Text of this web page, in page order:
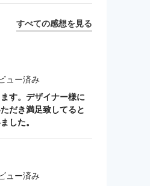
すべての感想を見る
ュー済み
す。デザイナー様に
だき満足致してると
した。
ュー済み